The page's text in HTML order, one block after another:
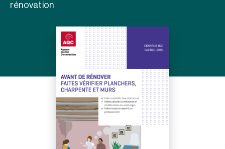
rénovation